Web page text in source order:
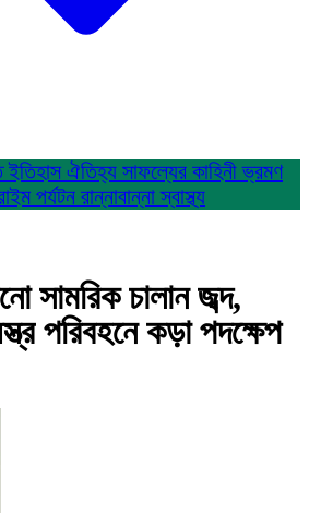
ইতিহাস ঐতিহ্য সাফল্যের কাহিনীভ্রমণ
পর্যটন রান্নাবান্নাস্বাস্থ্য
সামরিক চালান জব্দ,
পরিবহনে কড়া পদক্ষেপ